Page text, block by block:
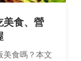
美食、營
美食嗎？本文